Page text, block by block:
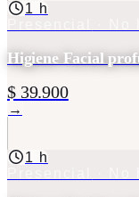
1 h
Higiene Facial
$ 39.900
→
1 h